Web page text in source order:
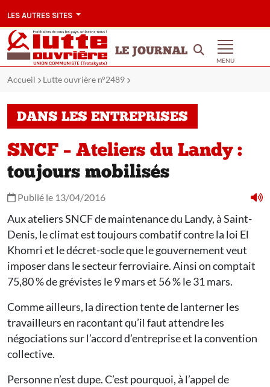
LES AUTRES SITES
LE JOURNAL
MENU
Accueil Lutte ouvrière n°2489
DANS LES ENTREPRISES
SNCF – Ateliers du Landy :
toujours mobilisés
Publié le 13/04/2016
Aux ateliers SNCF de maintenance du Landy, à Saint-
Denis, le climat est toujours combatif contre la loi El
Khomri et le décret-socle que le gouvernement veut
imposer dans le secteur ferroviaire. Ainsi on comptait
75,80 % de grévistes le 9 mars et 56 % le 31 mars.
Comme ailleurs, la direction tente de lanterner les
travailleurs en racontant qu’il faut attendre les
négociations sur l’accord d’entreprise et la convention
collective.
Personne n’est dupe. C’est pourquoi, à l’appel de